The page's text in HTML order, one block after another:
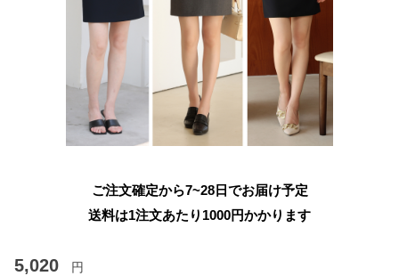
ご注文確定から7~28日でお届け予定
送料は1注文あたり 1000円かかります
5,020 円